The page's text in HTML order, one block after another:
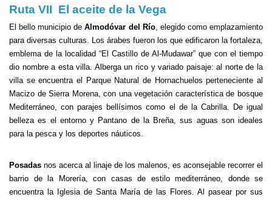
Ruta VII El aceite de la Vega
El bello municipio deAlmodóvar del Río, elegido como emplazamiento
para diversas culturas. Los árabes fueron los que edificaron la fortaleza,
emblema de la localidad “El Castillo de Al-Mudawar” que con el tiempo
dio nombre a esta villa. Alberga un rico y variado paisaje: al norte de la
villa se encuentra el Parque Natural de Hornachuelos perteneciente al
Macizo de Sierra Morena, con una vegetación característica de bosque
Mediterráneo, con parajes bellísimos como el de la Cabrilla. De igual
belleza es el entorno y Pantano de la Breña, sus aguas son ideales
para la pesca y los deportes náuticos.
Posadas nos acerca al linaje de los malenos, es aconsejable recorrer el
barrio de la Morería, con casas de estilo mediterráneo, donde se
encuentra la Iglesia de Santa María de las Flores. Al pasear por sus